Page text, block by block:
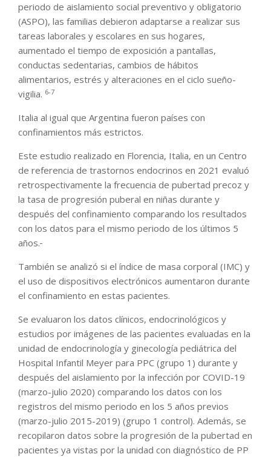
periodo de aislamiento social preventivo y obligatorio
(ASPO), las familias debieron adaptarse a realizar sus
tareas laborales y escolares en sus hogares,
aumentado el tiempo de exposición a pantallas,
conductas sedentarias, cambios de hábitos
alimentarios, estrés y alteraciones en el ciclo sueño-
vigilia. 6-7
Italia al igual que Argentina fueron países con
confinamientos más estrictos.
Este estudio realizado en Florencia, Italia, en un Centro
de referencia de trastornos endocrinos en 2021 evaluó
retrospectivamente la frecuencia de pubertad precoz y
la tasa de progresión puberal en niñas durante y
después del confinamiento comparando los resultados
con los datos para el mismo periodo de los últimos 5
años.
También se analizó si el índice de masa corporal (IMC) y
el uso de dispositivos electrónicos aumentaron durante
el confinamiento en estas pacientes.
Se evaluaron los datos clínicos, endocrinológicos y
estudios por imágenes de las pacientes evaluadas en la
unidad de endocrinología y ginecología pediátrica del
Hospital Infantil Meyer para PPC (grupo 1) durante y
después del aislamiento por la infección por COVID-19
(marzo-julio 2020) comparando los datos con los
registros del mismo periodo en los 5 años previos
(marzo-julio 2015-2019) (grupo 1 control). Además, se
recopilaron datos sobre la progresión de la pubertad en
pacientes ya vistas por la unidad con diagnóstico de PP